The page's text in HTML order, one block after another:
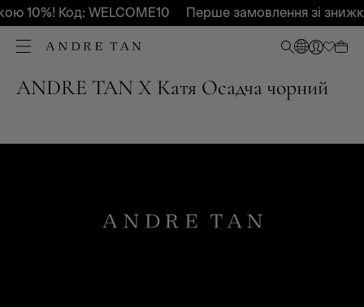
10%! Код: WELCOME10 Перше замовлення зі
ANDRE TAN X Катя Осадча чорний